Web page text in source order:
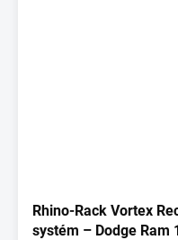
Rhino-Rack Vortex
systém – Dodge Ram